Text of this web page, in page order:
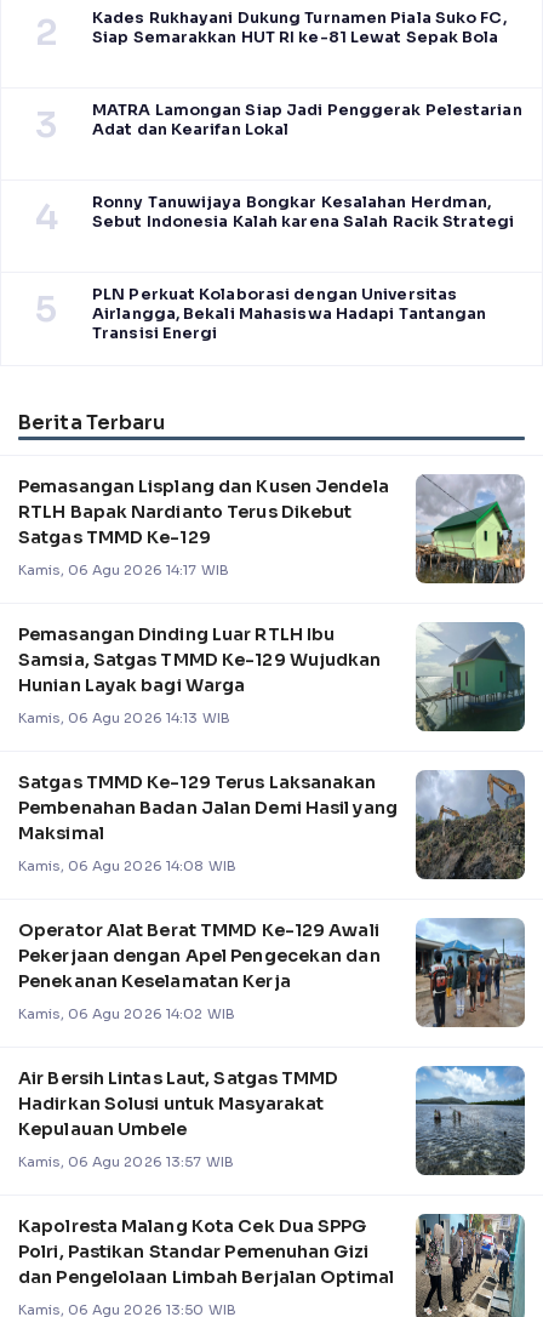
2
Kades Rukhayani Dukung Turnamen Piala Suko FC,
Siap Semarakkan HUT RI ke-81 Lewat Sepak Bola
3
MATRA Lamongan Siap Jadi Penggerak Pelestarian
Adat dan Kearifan Lokal
4
Ronny Tanuwijaya Bongkar Kesalahan Herdman,
Sebut Indonesia Kalah karena Salah Racik Strategi
5
PLN Perkuat Kolaborasi dengan Universitas
Airlangga, Bekali Mahasiswa Hadapi Tantangan
Transisi Energi
Berita Terbaru
Pemasangan Lisplang dan Kusen Jendela
RTLH Bapak Nardianto Terus Dikebut
Satgas TMMD Ke-129
Kamis, 06 Agu 2026 14:17 WIB
Pemasangan Dinding Luar RTLH Ibu
Samsia, Satgas TMMD Ke-129 Wujudkan
Hunian Layak bagi Warga
Kamis, 06 Agu 2026 14:13 WIB
Satgas TMMD Ke-129 Terus Laksanakan
Pembenahan Badan Jalan Demi Hasil yang
Maksimal
Kamis, 06 Agu 2026 14:08 WIB
Operator Alat Berat TMMD Ke-129 Awali
Pekerjaan dengan Apel Pengecekan dan
Penekanan Keselamatan Kerja
Kamis, 06 Agu 2026 14:02 WIB
Air Bersih Lintas Laut, Satgas TMMD
Hadirkan Solusi untuk Masyarakat
Kepulauan Umbele
Kamis, 06 Agu 2026 13:57 WIB
Kapolresta Malang Kota Cek Dua SPPG
Polri, Pastikan Standar Pemenuhan Gizi
dan Pengelolaan Limbah Berjalan Optimal
Kamis, 06 Agu 2026 13:50 WIB